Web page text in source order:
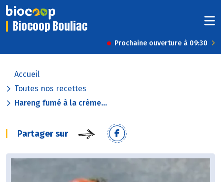
Biocoop Bouliac
Prochaine ouverture à 09:30
Accueil
Toutes nos recettes
Hareng fumé à la crème...
Partager sur